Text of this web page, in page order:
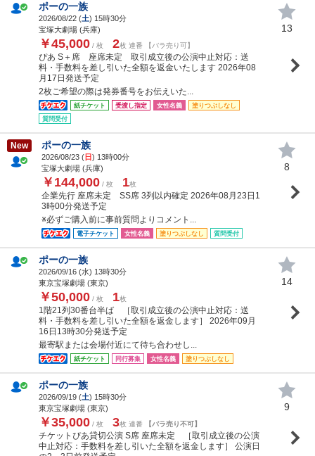
ポーの一族
2026/08/22 (土) 15時30分
宝塚大劇場 (兵庫)
￥45,000 / 枚 2枚 連番 【バラ売り可】
ぴあ S＋席 座席未定 取引成立後の公演中止対応：送
料・手数料を差し引いた全額を返金いたします 2026年08
月17日発送予定
2枚ご希望の際は発券番号をお伝えいた...
紙チケット 受渡し指定 女性名義
塗りつぶしなし
質問受付
13
New ポーの一族
2026/08/23 (日) 13時00分
宝塚大劇場 (兵庫)
￥144,000 / 枚 1枚
企業先行 座席未定 SS席 3列以内確定 2026年08月23日1
3時00分発送予定
※必ずご購入前に事前質問よりコメント...
電子チケット 女性名義 塗りつぶしなし 質問受付
8
ポーの一族
2026/09/16 (水) 13時30分
東京宝塚劇場 (東京)
￥50,000 / 枚 1枚
1階21列30番台半ば ［取引成立後の公演中止対応：送
料・手数料を差し引いた全額を返金します］ 2026年09月
16日13時30分発送予定
最寄駅または会場付近にて待ち合わせし...
紙チケット 同行募集 女性名義 塗りつぶしなし
14
ポーの一族
2026/09/19 (土) 15時30分
東京宝塚劇場 (東京)
￥35,000 / 枚 3枚 連番 【バラ売り不可】
チケットぴあ貸切公演 S席 座席未定 ［取引成立後の公演
中止対応：手数料を差し引いた全額を返金します］ 公演日
9